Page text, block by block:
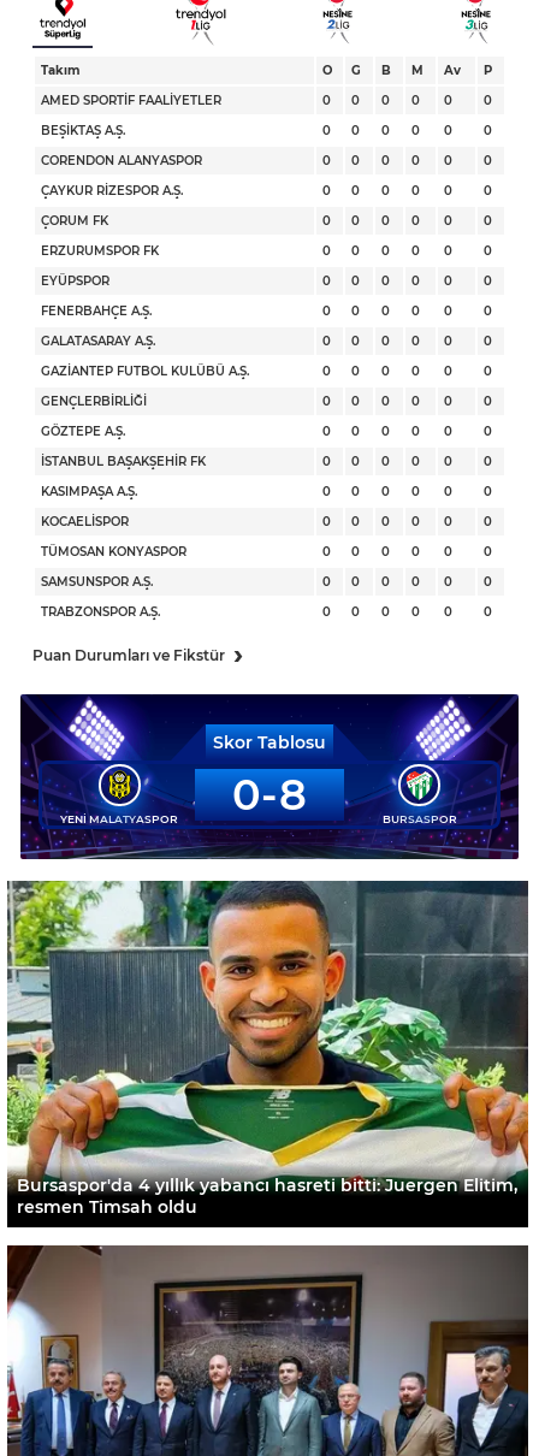
Takım O G B M Av
P
AMED SPORTİF FAALİYETLER
0 0 0 0 0
0
BEŞİKTAŞ A.Ş.
0 0 0 0 0
0
CORENDON ALANYASPOR
0 0 0 0 0
0
ÇAYKUR RİZESPOR A.Ş.
0 0 0 0 0
0
ÇORUM FK
0 0 0 0 0
0
ERZURUMSPOR FK
0 0 0 0 0
0
EYÜPSPOR
0 0 0 0 0
0
FENERBAHÇE A.Ş.
0 0 0 0 0
0
GALATASARAY A.Ş.
0 0 0 0 0
0
GAZİANTEP FUTBOL KULÜBÜ A.Ş.
0 0 0 0 0
0
GENÇLERBİRLİĞİ
0 0 0 0 0
0
GÖZTEPE A.Ş.
0 0 0 0 0
0
İSTANBUL BAŞAKŞEHİR FK
0 0 0 0 0
0
KASIMPAŞA A.Ş.
0 0 0 0 0
0
KOCAELİSPOR
0 0 0 0 0
0
TÜMOSAN KONYASPOR
0 0 0 0 0
0
SAMSUNSPOR A.Ş.
0 0 0 0 0
0
TRABZONSPOR A.Ş.
0 0 0 0 0 0
Puan Durumları ve Fikstür ›
Skor Tablosu
YENİ MALATYASPOR 0 8 BURSASPOR
Bursaspor'da 4 yıllık yabancı hasreti bitti: Juergen Elitim,
resmen Timsah oldu